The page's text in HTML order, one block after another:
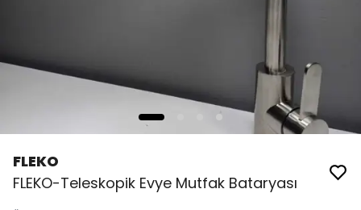
FLEKO
FLEKO-Teleskopik Evye Mutfak Bataryası